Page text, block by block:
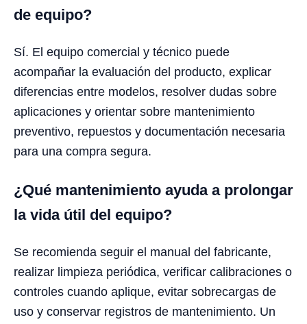
de equipo?
Sí. El equipo comercial y técnico puede
acompañar la evaluación del producto, explicar
diferencias entre modelos, resolver dudas sobre
aplicaciones y orientar sobre mantenimiento
preventivo, repuestos y documentación necesaria
para una compra segura.
¿Qué mantenimiento ayuda a prolongar
la vida útil del equipo?
Se recomienda seguir el manual del fabricante,
realizar limpieza periódica, verificar calibraciones o
controles cuando aplique, evitar sobrecargas de
uso y conservar registros de mantenimiento. Un